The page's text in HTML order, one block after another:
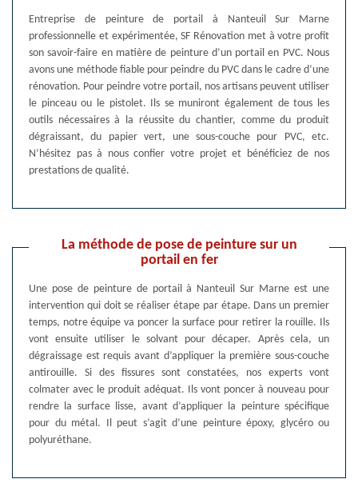
Entreprise de peinture de portail à Nanteuil Sur Marne
professionnelle et expérimentée, SF Rénovation met à votre profit
son savoir-faire en matière de peinture d’un portail en PVC. Nous
avons une méthode fiable pour peindre du PVC dans le cadre d’une
rénovation. Pour peindre votre portail, nos artisans peuvent utiliser
le pinceau ou le pistolet. Ils se muniront également de tous les
outils nécessaires à la réussite du chantier, comme du produit
dégraissant, du papier vert, une sous-couche pour PVC, etc.
N’hésitez pas à nous confier votre projet et bénéficiez de nos
prestations de qualité.
La méthode de pose de peinture sur un
portail en fer
Une pose de peinture de portail à Nanteuil Sur Marne est une
intervention qui doit se réaliser étape par étape. Dans un premier
temps, notre équipe va poncer la surface pour retirer la rouille. Ils
vont ensuite utiliser le solvant pour décaper. Après cela, un
dégraissage est requis avant d’appliquer la première sous-couche
antirouille. Si des fissures sont constatées, nos experts vont
colmater avec le produit adéquat. Ils vont poncer à nouveau pour
rendre la surface lisse, avant d’appliquer la peinture spécifique
pour du métal. Il peut s’agit d’une peinture époxy, glycéro ou
polyuréthane.